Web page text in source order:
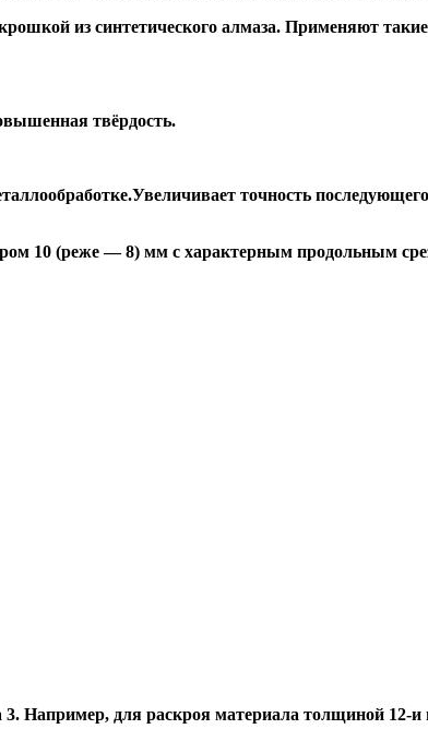
из синтетического алмаза. Применяют
твёрдость.
точность
10 (реже — 8) мм с характерным продольным
Например, для раскроя материала толщиной 12-